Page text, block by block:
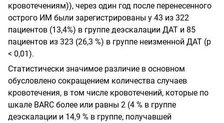
кровотечениям)), через один год после перенесенного
острого ИМ были зарегистрированы у 43 из 322
пациентов (13,4%) в группе деэскалации ДАТ и 85
пациентов из 323 (26,3 %) в группе неизменной ДАТ (р
< 0,01).
Статистически значимое различие в основном
обусловлено сокращением количества случаев
кровотечения, в том числе кровотечений, которые по
шкале BARC более или равны 2 (4 % в группе
деэскалации и 14,9 % в группе, получавшей